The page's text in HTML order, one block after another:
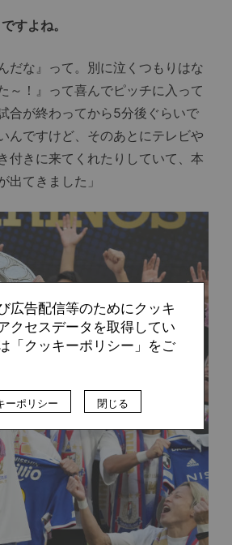
すよね。
だな』って。別に泣くつもりはな
～！』って喜んでピッチに入って
合が終わってから5分後ぐらいで
んですけど、そのあとにテレビや
付きに来てくれたりしていて、本
てきました」
広告配信等のためにクッキ
クセスデータを取得してい
「クッキーポリシー」をご
ーポリシー 閉じる